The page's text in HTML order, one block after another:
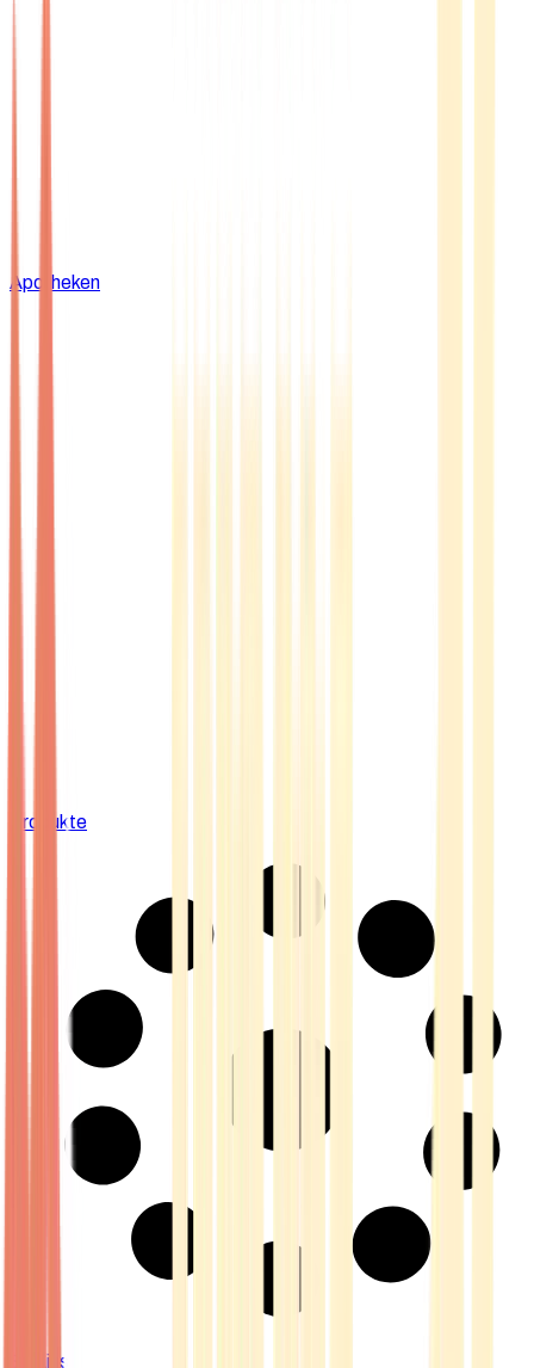
Apotheken
Produkte
Strains